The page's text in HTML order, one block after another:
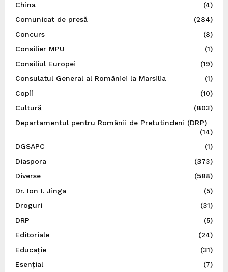
China
(4)
Comunicat de presă
(284)
Concurs
(8)
Consilier MPU
(1)
Consiliul Europei
(19)
Consulatul General al României la Marsilia
(1)
Copii
(10)
Cultură
(803)
Departamentul pentru Românii de Pretutindeni (DRP)
(14)
DGSAPC
(1)
Diaspora
(373)
Diverse
(588)
Dr. Ion I. Jinga
(5)
Droguri
(31)
DRP
(5)
Editoriale
(24)
Educație
(31)
Esențial
(7)